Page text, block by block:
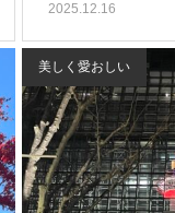
2025.12.16
美しく愛おしい